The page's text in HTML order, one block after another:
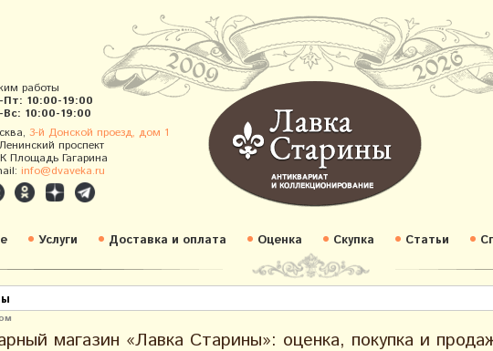
работы
Пт: 10:00-19:00
10:00-19:00
3-й Донской проезд, дом 1
проспект
Площадь Гагарина
info@dvaveka.ru
Услуги Доставка и оплата Оценка Скупка Статьи
магазин «Лавка Старины»: оценка, покупка и